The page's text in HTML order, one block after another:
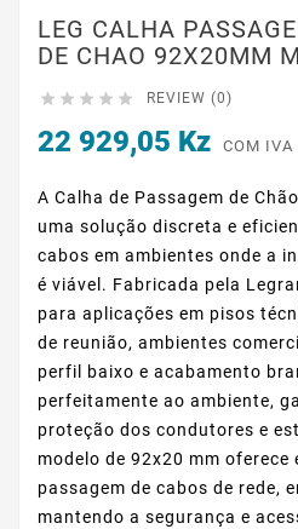
LEG CALHA
DE CHAO 92X20MM
     REVIEW (0)
22 929,05 Kz COM IVA
A Calha de Passagem de
uma solução discreta e
cabos em ambientes onde a
é viável. Fabricada pela
para aplicações em pisos
de reunião, ambientes
perfil baixo e acabamento
perfeitamente ao ambiente,
proteção dos condutores e
modelo de 92x20 mm
passagem de cabos de rede,
mantendo a segurança e